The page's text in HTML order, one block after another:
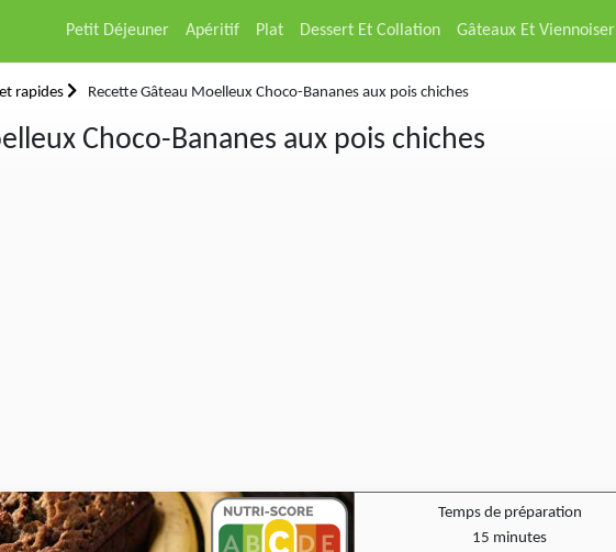
Petit Déjeuner Apéritif Plat Dessert Et Collation Gâteaux Et
rapides Recette Gâteau Moelleux Choco-Bananes aux pois chiches
Choco-Bananes aux pois chiches
Temps de préparation
15 minutes